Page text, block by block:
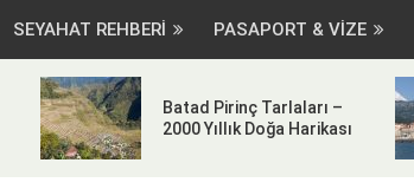
SEYAHAT REHBERİ PASAPORT & VİZE
Batad Pirinç Tarlaları –
2000 Yıllık Doğa Harikası